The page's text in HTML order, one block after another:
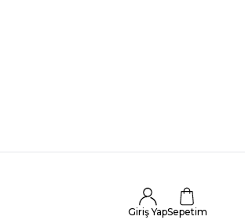
Giriş YapSepetim